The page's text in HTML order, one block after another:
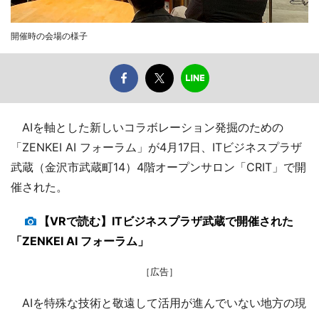
開催時の会場の様子
AIを軸とした新しいコラボレーション発掘のための
「ZENKEI AI フォーラム」が4月17日、ITビジネスプラザ
武蔵（金沢市武蔵町14）4階オープンサロン「CRIT」で開
催された。
【VRで読む】ITビジネスプラザ武蔵で開催された
「ZENKEI AI フォーラム」
［広告］
AIを特殊な技術と敬遠して活用が進んでいない地方の現